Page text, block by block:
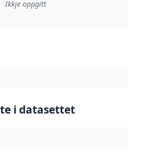
til ei implementeringsregel eller
Ikkje oppgitt
i datasettet